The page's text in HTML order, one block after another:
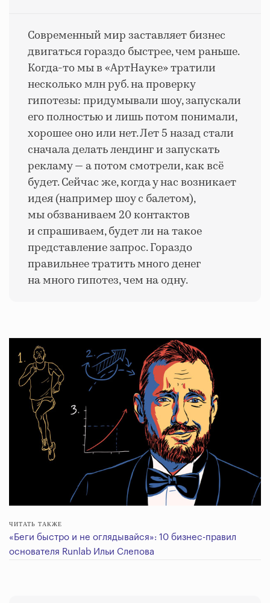
Современный мир заставляет бизнес
двигаться гораздо быстрее, чем раньше.
Когда-то мы в «АртНауке» тратили
несколько млн руб. на проверку
гипотезы: придумывали шоу, запускали
его полностью и лишь потом понимали,
хорошее оно или нет. Лет 5 назад стали
сначала делать лендинг и запускать
рекламу — а потом смотрели, как всё
будет. Сейчас же, когда у нас возникает
идея (например шоу с балетом),
мы обзваниваем 20 контактов
и спрашиваем, будет ли на такое
представление запрос. Гораздо
правильнее тратить много денег
на много гипотез, чем на одну.
ЧИТАТЬ ТАКЖЕ
«Беги быстро и не оглядывайся»: 10 бизнес-правил
основателя Runlab Ильи Слепова